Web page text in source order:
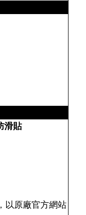
滑貼
以原廠官方網站